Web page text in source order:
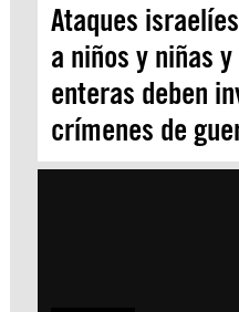
Ataques
a niños y niñas
enteras deben
crímenes de